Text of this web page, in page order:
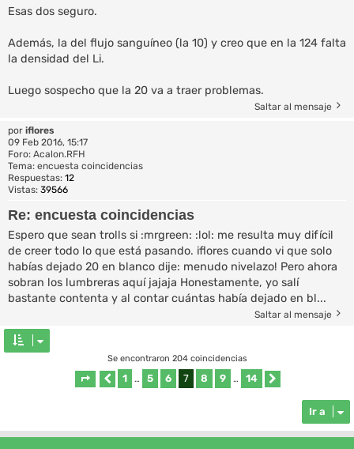
Esas dos seguro.
Además, la del flujo sanguíneo (la 10) y creo que en la 124 falta
la densidad del Li.
Luego sospecho que la 20 va a traer problemas.
Saltar al mensaje
por iflores
09 Feb 2016, 15:17
Foro: Acalon.RFH
Tema: encuesta coincidencias
Respuestas: 12
Vistas: 39566
Re: encuesta coincidencias
Espero que sean trolls si :mrgreen: :lol: me resulta muy difícil
de creer todo lo que está pasando. iflores cuando vi que solo
habías dejado 20 en blanco dije: menudo nivelazo! Pero ahora
sobran los lumbreras aquí jajaja Honestamente, yo salí
bastante contenta y al contar cuántas había dejado en bl...
Saltar al mensaje
Se encontraron 204 coincidencias
Página 7de14
Anterior
1 … 5 6 7 8 9 … 14
Ir a